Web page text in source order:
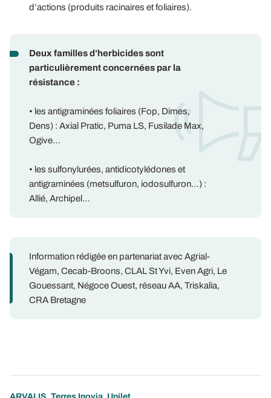
d’actions (produits racinaires et foliaires).
Deux familles d’herbicides sont
particulièrement concernées par la
résistance :
• les antigraminées foliaires (Fop, Dimes,
Dens) : Axial Pratic, Puma LS, Fusilade Max,
Ogive…
• les sulfonylurées, antidicotylédones et
antigraminées (metsulfuron, iodosulfuron…) :
Allié, Archipel…
Information rédigée en partenariat avec Agrial-
Végam, Cecab-Broons, CLAL St Yvi, Even Agri, Le
Gouessant, Négoce Ouest, réseau AA, Triskalia,
CRA Bretagne